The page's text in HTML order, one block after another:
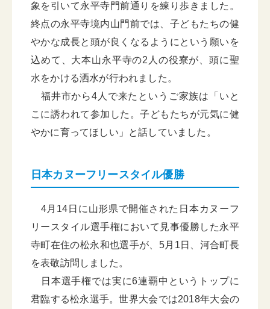
象を引いて永平寺門前通りを練り歩きました。
終点の永平寺境内山門前では、子どもたちの健
やかな成長と頭が良くなるようにという願いを
込めて、大本山永平寺の2人の役寮が、頭に聖
水をかける洒水が行われました。
福井市から4人で来たというご家族は「いと
こに誘われて参加した。子どもたちが元気に健
やかに育ってほしい」と話していました。
日本カヌーフリースタイル優勝
4月14日に山形県で開催された日本カヌーフ
リースタイル選手権において見事優勝した永平
寺町在住の松永和也選手が、5月1日、河合町長
を表敬訪問しました。
日本選手権では実に6連覇中というトップに
君臨する松永選手。世界大会では2018年大会の